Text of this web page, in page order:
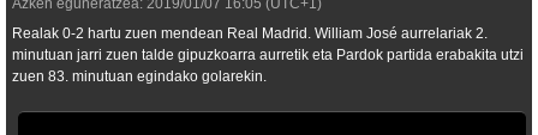
Azken eguneratzea: 2019/01/07 16:05 (UTC+1)
Realak 0-2 hartu zuen mendean Real Madrid. William José aurrelariak 2.
minutuan jarri zuen talde gipuzkoarra aurretik eta Pardok partida erabakita utzi
zuen 83. minutuan egindako golarekin.